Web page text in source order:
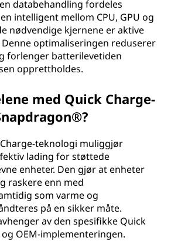
databehandling fordeles
intelligent mellom CPU, GPU og
nødvendige kjernene er aktive
optimaliseringen reduserer
forlenger batterilevetiden
opprettholdes.
med Quick Charge-
teknologi muliggjør
lading for støttede
enheter. Den gjør at enheter
raskere enn med
som varme og
på en sikker måte.
av den spesifikke Quick
OEM-implementeringen.